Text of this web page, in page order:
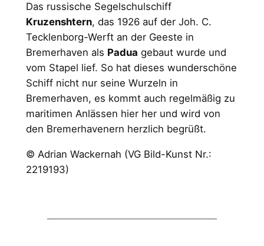
Das russische Segelschulschiff
Kruzenshtern, das 1926 auf der Joh. C.
Tecklenborg-Werft an der Geeste in
Bremerhaven als Padua gebaut wurde und
vom Stapel lief. So hat dieses wunderschöne
Schiff nicht nur seine Wurzeln in
Bremerhaven, es kommt auch regelmäßig zu
maritimen Anlässen hier her und wird von
den Bremerhavenern herzlich begrüßt.
© Adrian Wackernah (VG Bild-Kunst Nr.:
2219193)